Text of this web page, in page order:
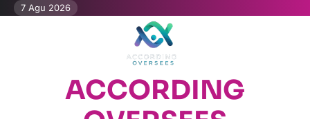
Skip7 Agu 2026
ACCORDING